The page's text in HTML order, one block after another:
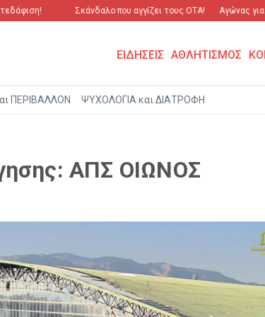
Σκάνδαλο που αγγίζει τους ΟΤΑ! Αγώνας για
ΕΙΔΗΣΕΙΣ ΑΘΛΗΤΙΣΜΟΣ
ΠΕΡΙΒΑΛΛΟΝ ΨΥΧΟΛΟΓΙΑ και ΔΙΑΤΡΟΦΗ
ΑΠΣ ΟΙΩΝΟΣ